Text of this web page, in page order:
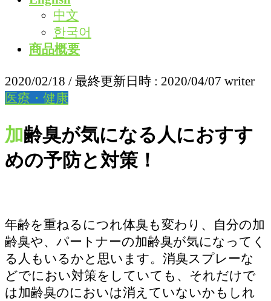
中文
한국어
商品概要
2020/02/18 / 最終更新日時 : 2020/04/07 writer
医療・健康
加齢臭が気になる人におすす
めの予防と対策！
年齢を重ねるにつれ体臭も変わり、自分の加
齢臭や、パートナーの加齢臭が気になってく
る人もいるかと思います。消臭スプレーな
どでにおい対策をしていても、それだけで
は加齢臭のにおいは消えていないかもしれ